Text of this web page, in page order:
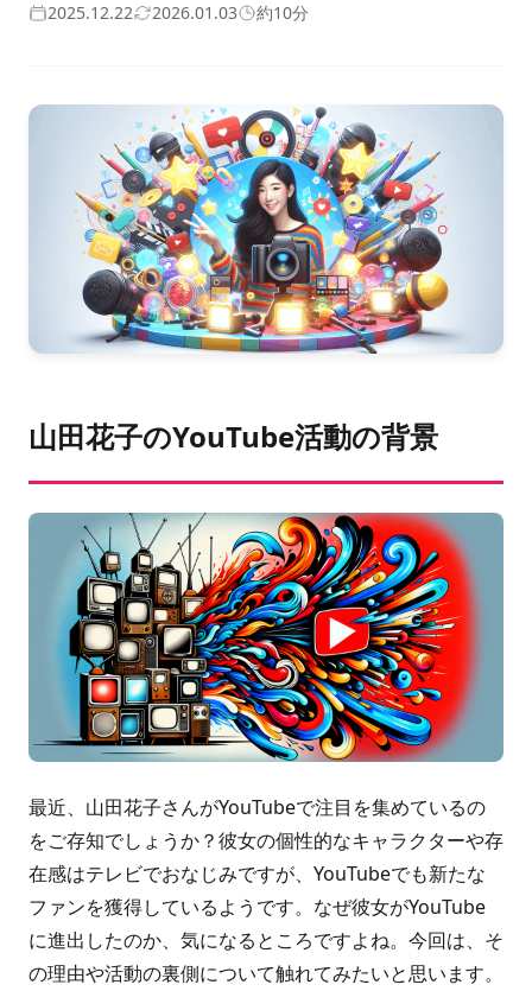
2025.12.22 2026.01.03 約10分
山田花子のYouTube活動の背景
最近、山田花子さんがYouTubeで注目を集めているの
をご存知でしょうか？彼女の個性的なキャラクターや存
在感はテレビでおなじみですが、YouTubeでも新たな
ファンを獲得しているようです。なぜ彼女がYouTube
に進出したのか、気になるところですよね。今回は、そ
の理由や活動の裏側について触れてみたいと思います。